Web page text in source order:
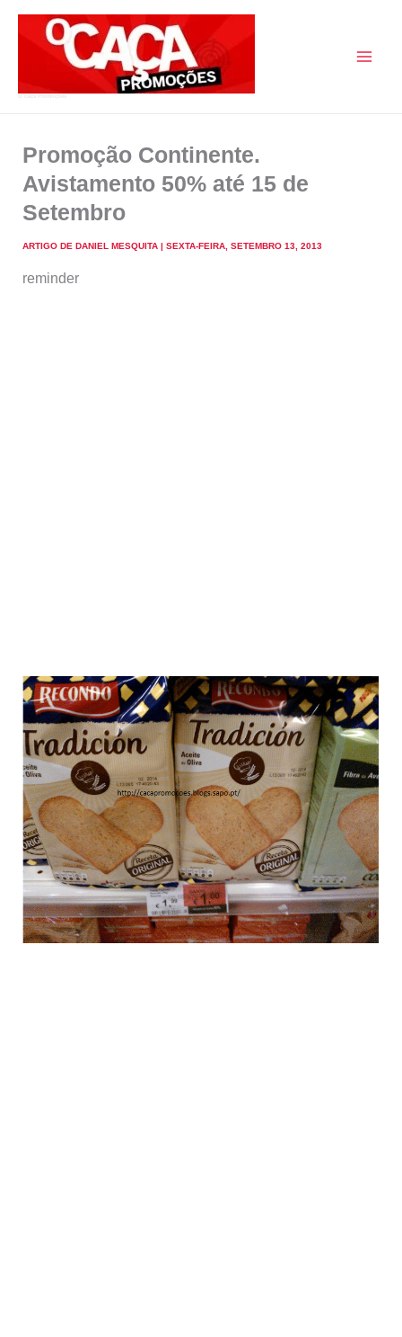
Promoção Continente.
Avistamento 50% até 15 de
Setembro
ARTIGO DE DANIEL MESQUITA | SEXTA-FEIRA, SETEMBRO 13, 2013
reminder